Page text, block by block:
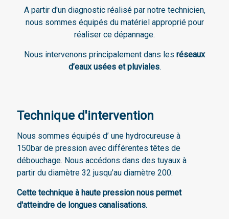
A partir d'un diagnostic réalisé par notre technicien,
nous sommes équipés du matériel approprié pour
réaliser ce dépannage.
Nous intervenons principalement dans les réseaux
d’eaux usées et pluviales.
Technique d'intervention
Nous sommes équipés d’ une hydrocureuse à
150bar de pression avec différentes têtes de
débouchage. Nous accédons dans des tuyaux à
partir du diamètre 32 jusqu’au diamètre 200.
Cette technique à haute pression nous permet
d'atteindre de longues canalisations.